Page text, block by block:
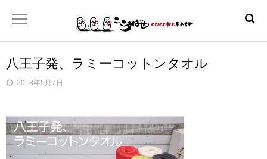
ホーム
製品
八王子発、ラミーコットンタオル
2018年5月7日